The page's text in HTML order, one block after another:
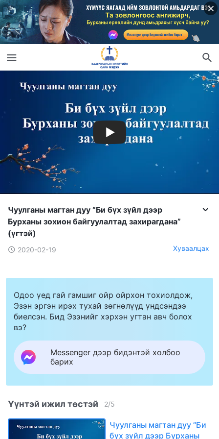
Чуулганы магтан дуу “Би бүх зүйл дээр
Бурханы зохион байгуулалтад захирагдана”
(үгтэй)
2020-02-19 Хуваалцах
Одоо үед гай гамшиг ойр ойрхон тохиолдож,
Эзэн эргэн ирэх тухай зөгнөлүүд үндсэндээ
биелсэн. Бид Эзэнийг хэрхэн угтан авч болох
вэ?
Messenger дээр бидэнтэй холбоо
барих
Үүнтэй ижил төстэй 2/5
Чуулганы магтан дуу “Би
бүх зүйл дээр Бурханы